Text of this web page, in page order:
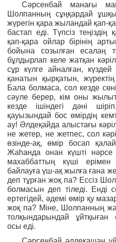
Сәрсенбай манағы
Шолпанның сұңқардай
жүрегін қара жыландай қап-
бастап еді. Түпсіз
қап-қара ойлар бірінің
бойына созылған есалаң
бұлдырлап келе жатқан
сұр күлге айналған, күздей
қанатын қырқатын, жүректің
Бала болмаса, сол кезде
сәуле берер, кім оны
кезде ішіндегі дәні
қауызындай бос өмірдің
ау! Әлдеқайда алыстағы
не жетер, не жетпес, сол
өзінде-ақ, өмір босап
Жаһанда онан күшті нәрсе
махаббаттың күші ерімен
байлауға үш-ақ жылға ғана
деп тұрған жоқ па? Ессіз
болмасын деп тіледі. Енді
ертегідей, әдемі өмір қу
жоқ па? Міне, Шолпанның
толқындарындай
осы еді.